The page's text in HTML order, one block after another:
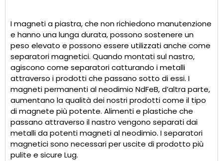
I magneti a piastra, che non richiedono manutenzione
e hanno una lunga durata, possono sostenere un
peso elevato e possono essere utilizzati anche come
separatori magnetici. Quando montati sul nastro,
agiscono come separatori catturando i metalli
attraverso i prodotti che passano sotto di essi. I
magneti permanenti al neodimio NdFeB, d’altra parte,
aumentano la qualità dei nostri prodotti come il tipo
di magnete più potente. Alimenti e plastiche che
passano attraverso il nastro vengono separati dai
metalli da potenti magneti al neodimio. I separatori
magnetici sono necessari per uscite di prodotto più
pulite e sicure Lug.